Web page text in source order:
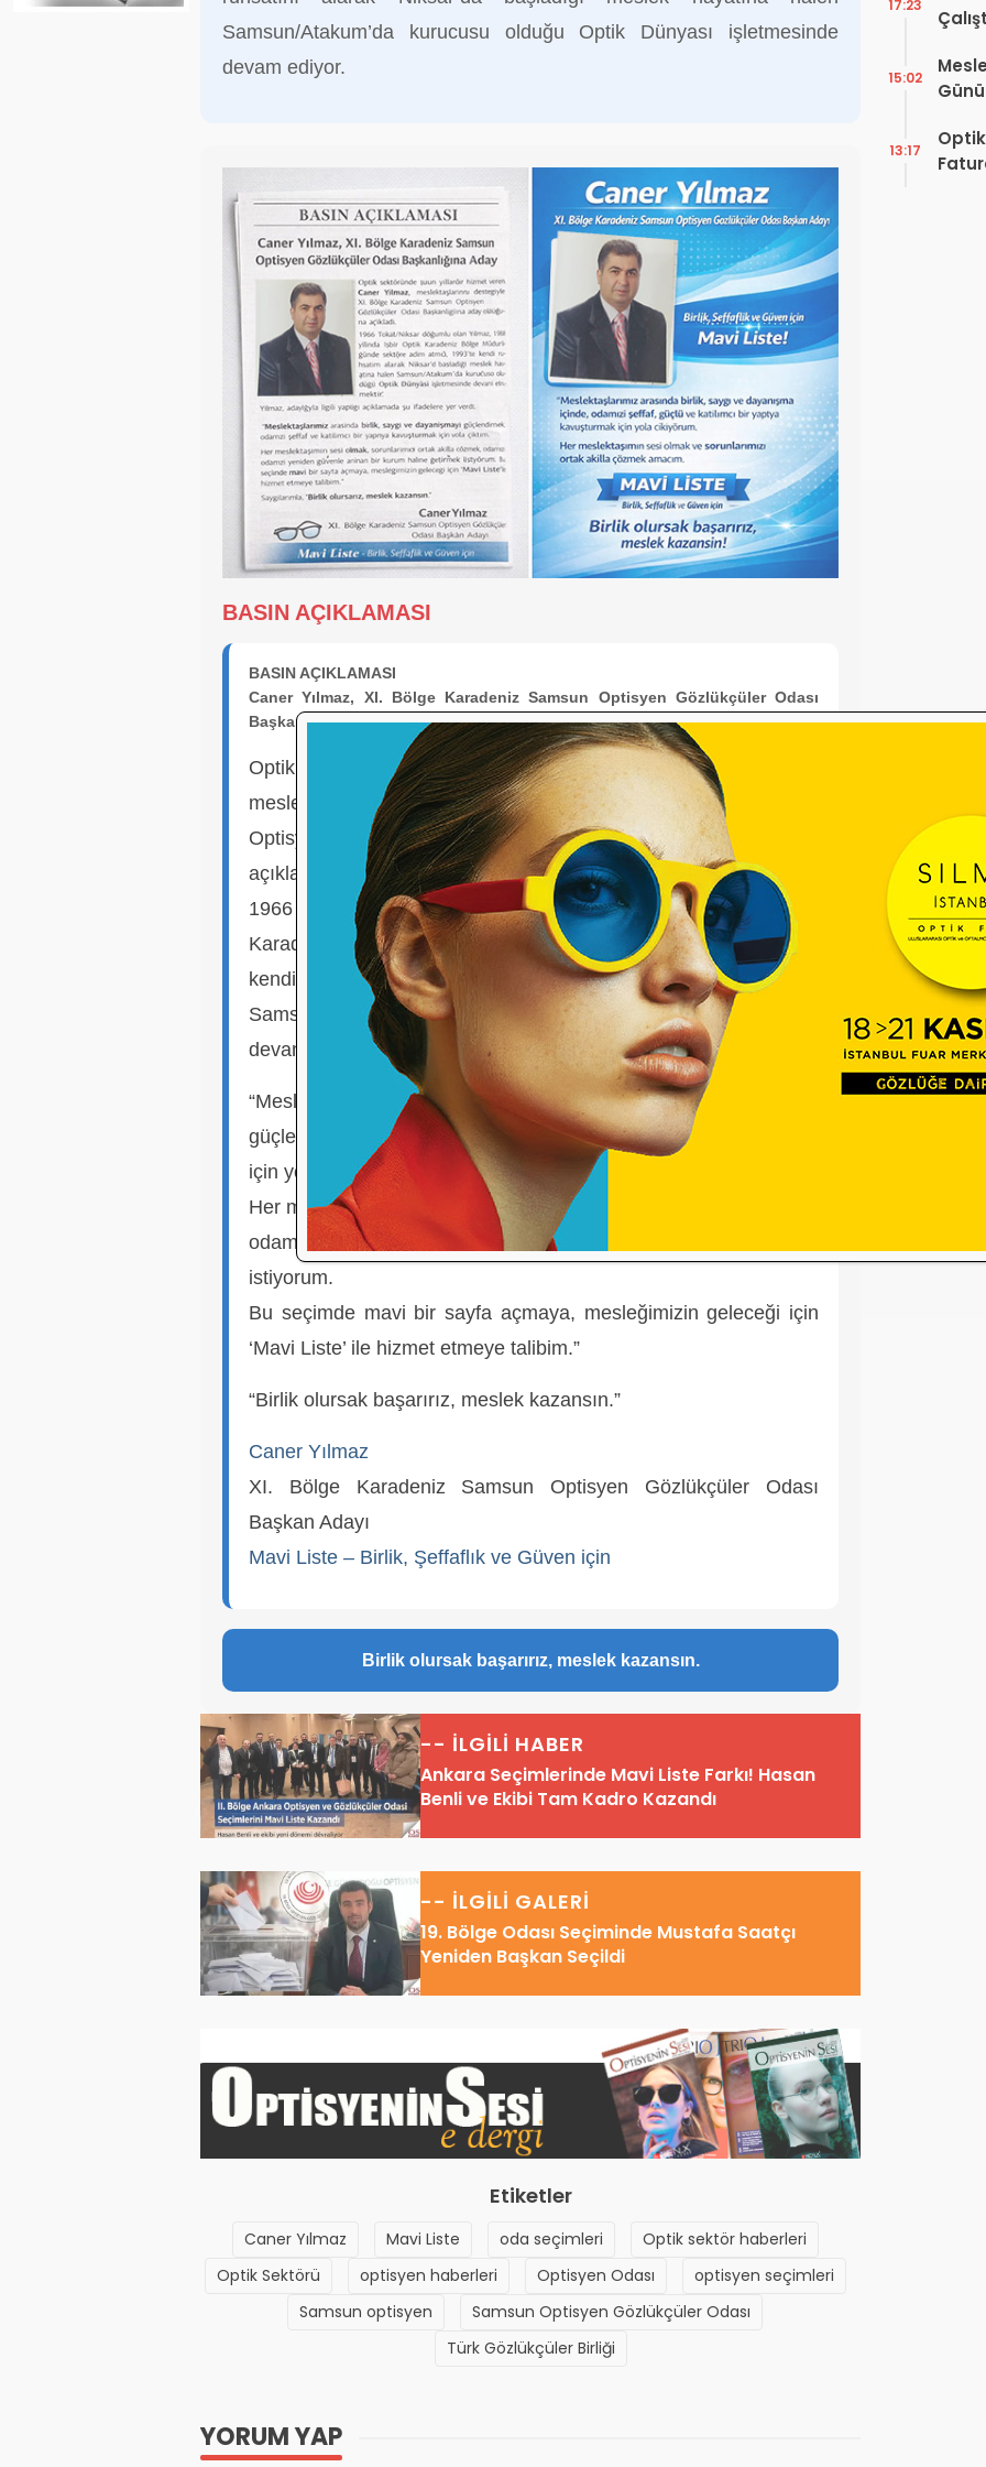
Samsun/Atakum’da kurucusu olduğu Optik Dünyası işletmesinde
devam ediyor.
BASIN AÇIKLAMASI
BASIN AÇIKLAMASI
Caner Yılmaz, XI. Bölge Karadeniz Samsun Optisyen Gözlükçüler Odası
Başkanlığına Aday
Optik sektöründe uzun yıllardır hizmet veren Caner Yılmaz,
meslektaşlarının desteğiyle XI. Bölge Karadeniz Samsun
Optisyen Gözlükçüler Odası Başkanlığına aday olduğunu
açıkladı.
1966 Tokat/Niksar doğumlu olan Yılmaz, 1988 yılında İşbir Optik
Karadeniz Bölge Müdürlüğü’nde sektöre adım atmış, 1993’te
kendi ruhsatını alarak Niksar’da başladığı meslek hayatına halen
Samsun/Atakum’da kurucusu olduğu Optik Dünyası işletmesinde
devamı açıklamada şu ifadelere yer verdi:
“Meslektaşlarımız arasında birlik, saygı ve dayanışmayı
güçlendirmek, odamızı şeffaf ve katılımcı bir yapıya kavuşturmak
için yola çıktım.
Her meslektaşımın sesi olmak, sorunlarımızı ortak akılla çözmek,
odamızı yeniden güvenle anılan bir kurum haline getirmek
istiyorum.
Bu seçimde mavi bir sayfa açmaya, mesleğimizin geleceği için
‘Mavi Liste’ ile hizmet etmeye talibim.”
“Birlik olursak başarırız, meslek kazansın.”
Caner Yılmaz
XI. Bölge Karadeniz Samsun Optisyen Gözlükçüler Odası
Başkan Adayı
Mavi Liste – Birlik, Şeffaflık ve Güven için
Birlik olursak başarırız, meslek kazansın.
-- İLGİLİ HABER
Ankara Seçimlerinde Mavi Liste Farkı! Hasan
Benli ve Ekibi Tam Kadro Kazandı
-- İLGİLİ GALERİ
19. Bölge Odası Seçiminde Mustafa Saatçı
Yeniden Başkan Seçildi
Etiketler
Caner Yılmaz Mavi Liste oda seçimleri
Optik sektör haberleri
Optik Sektörü
optisyen haberleri Optisyen Odası
optisyen seçimleri
Samsun optisyen
Samsun Optisyen Gözlükçüler Odası
Türk Gözlükçüler Birliği
YORUM YAP
17:23
15:02
13:17